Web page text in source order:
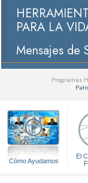
PARA LA
Mensajes de
Programas
Cómo Ayudamos
El